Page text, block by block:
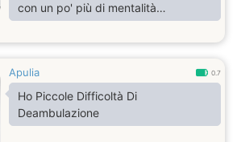
con un po' più di mentalità
aperta.Ciao
Apulia 0.7
Ho Piccole Difficoltà Di
Deambulazione